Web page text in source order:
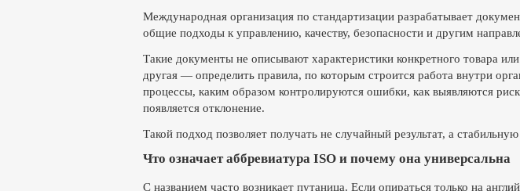
Международная организация по стандартизации разрабатывает
общие подходы к управлению, качеству, безопасности и другим
Такие документы не описывают характеристики конкретного товара
другая — определить правила, по которым строится работа внутри
процессы, каким образом контролируются ошибки, как выявляются
появляется отклонение.
Такой подход позволяет получать не случайный результат, а
Что означает аббревиатура ISO и почему она универсальна
С названием часто возникает путаница. Если опираться только на